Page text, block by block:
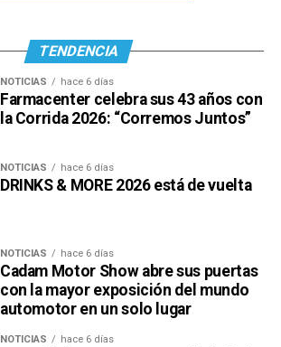
TENDENCIA
NOTICIAS hace 6 días
Farmacenter celebra sus 43 años con
la Corrida 2026: “Corremos Juntos”
NOTICIAS hace 6 días
DRINKS & MORE 2026 está de vuelta
NOTICIAS hace 6 días
Cadam Motor Show abre sus puertas
con la mayor exposición del mundo
automotor en un solo lugar
NOTICIAS hace 6 días